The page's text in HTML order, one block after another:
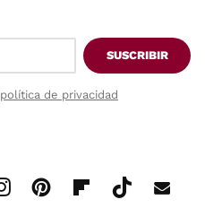
SUSCRIBIR
política de privacidad